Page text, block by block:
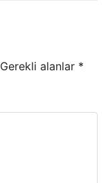
Gerekli alanlar *